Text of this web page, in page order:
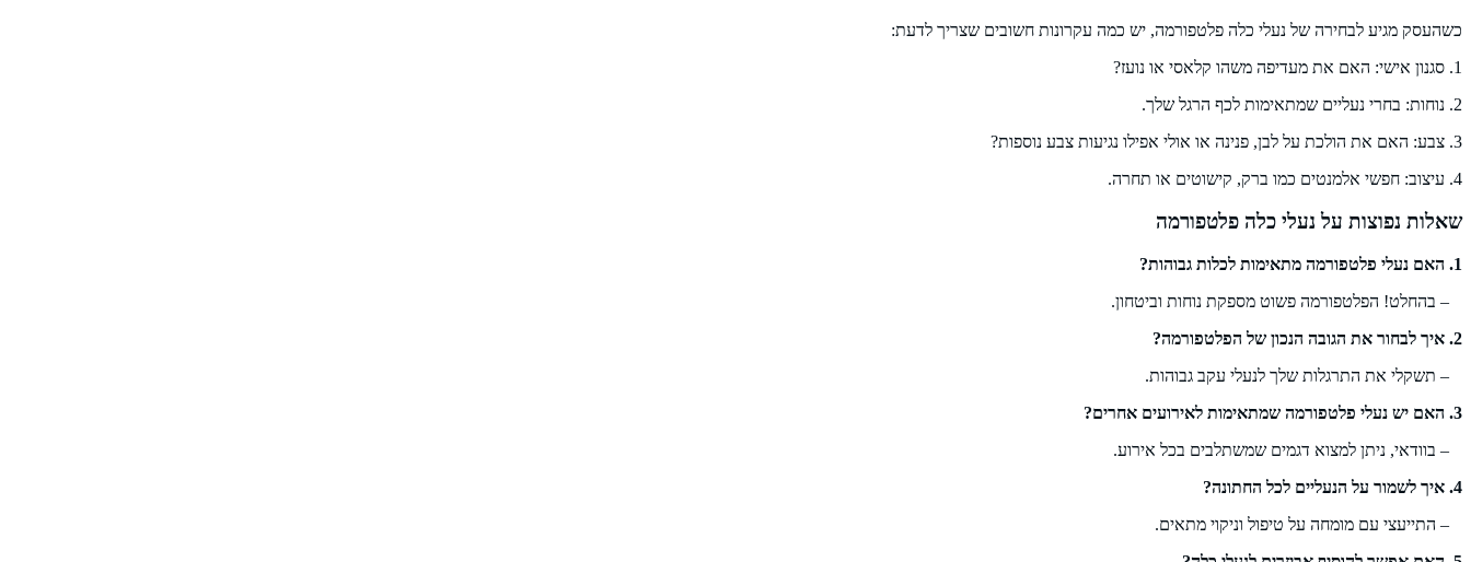
כשהעסק מגיע לבחירה של נעלי כלה פלטפורמה, יש כמה עקרונות חשובים שצריך לדעת:
1. סגנון אישי: האם את מעדיפה משהו קלאסי או נועז?
2. נוחות: בחרי נעליים שמתאימות לכף הרגל שלך.
3. צבע: האם את הולכת על לבן, פנינה או אולי אפילו נגיעות צבע נוספות?
4. עיצוב: חפשי אלמנטים כמו ברק, קישוטים או תחרה.
שאלות נפוצות על נעלי כלה פלטפורמה
1. האם נעלי פלטפורמה מתאימות לכלות גבוהות?
– בהחלט! הפלטפורמה פשוט מספקת נוחות וביטחון.
2. איך לבחור את הגובה הנכון של הפלטפורמה?
– תשקלי את התרגלות שלך לנעלי עקב גבוהות.
3. האם יש נעלי פלטפורמה שמתאימות לאירועים אחרים?
– בוודאי, ניתן למצוא דגמים שמשתלבים בכל אירוע.
4. איך לשמור על הנעליים לכל החתונה?
– התייעצי עם מומחה על טיפול וניקוי מתאים.